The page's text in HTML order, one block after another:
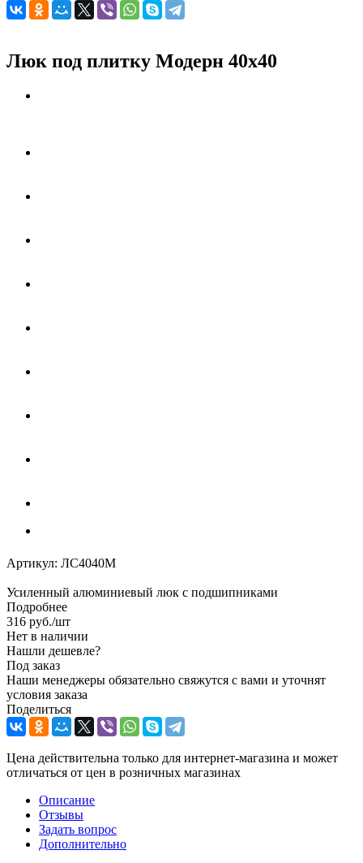
Люк под плитку Модерн 40х40
Артикул: ЛС4040М
Усиленный алюминиевый люк с подшипниками
Подробнее
316 руб./шт
Нет в наличии
Нашли дешевле?
Под заказ
Наши менеджеры обязательно свяжутся с вами и уточнят
условия заказа
Поделиться
Цена действительна только для интернет-магазина и может
отличаться от цен в розничных магазинах
Описание
Отзывы
Задать вопрос
Дополнительно